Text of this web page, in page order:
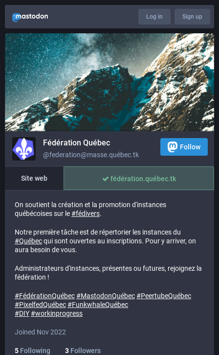
Log in Sign up
Fédération Québec
@federation@masse.québec.tk
Follow
Site web fédération.québec.tk
On soutient la création et la promotion d'instances
québécoises sur le#fédivers.
Notre première tâche est de répertorier les instances du
#Québecqui sont ouvertes au inscriptions. Pour y arriver, on
aura besoin de vous.
Administrateurs d'instances, présentes ou futures, rejoignez la
fédération !
#FédérationQuébec#MastodonQuébec#PeertubeQuébec
#PixelfedQuébec#FunkwhaleQuébec
#DIY#workinprogress
Joined Nov 2022
5 Following 3 Followers